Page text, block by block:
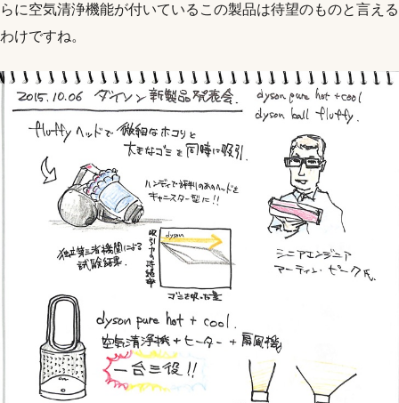
らに空気清浄機能が付いているこの製品は待望のものと言える
わけですね。